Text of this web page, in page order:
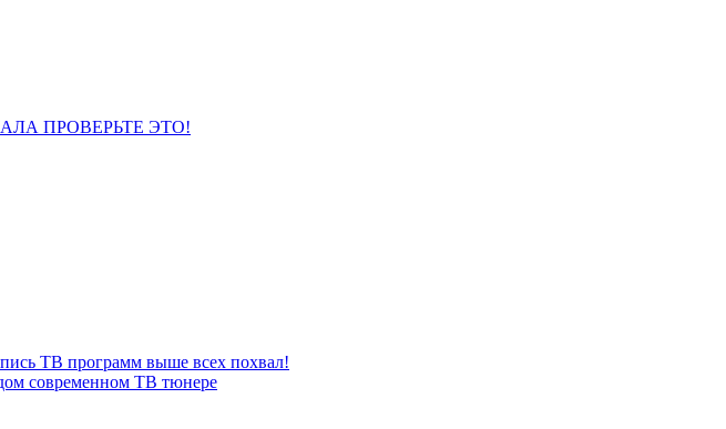
ПРОВЕРЬТЕ ЭТО!
ТВ программ выше всех похвал!
современном ТВ тюнере